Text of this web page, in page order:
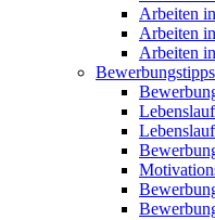
Arbeiten
Arbeiten
Arbeiten
Bewerbungstipps
Lebenslauf